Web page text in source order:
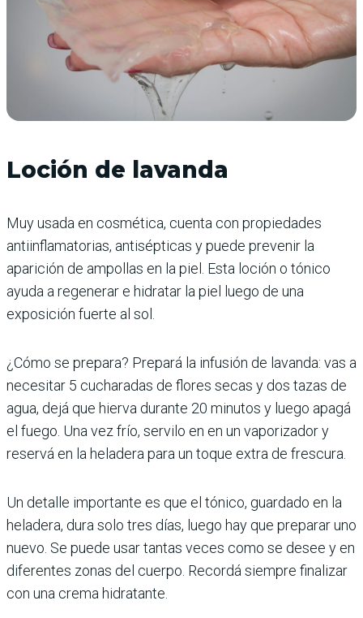
Loción de lavanda
Muy usada en cosmética, cuenta con propiedades
antiinflamatorias, antisépticas y puede prevenir la
aparición de ampollas en la piel. Esta loción o tónico
ayuda a regenerar e hidratar la piel luego de una
exposición fuerte al sol.
¿Cómo se prepara? Prepará la infusión de lavanda: vas a
necesitar 5 cucharadas de flores secas y dos tazas de
agua, dejá que hierva durante 20 minutos y luego apagá
el fuego. Una vez frío, servilo en en un vaporizador y
reservá en la heladera para un toque extra de frescura.
Un detalle importante es que el tónico, guardado en la
heladera, dura solo tres días, luego hay que preparar uno
nuevo. Se puede usar tantas veces como se desee y en
diferentes zonas del cuerpo. Recordá siempre finalizar
con una crema hidratante.